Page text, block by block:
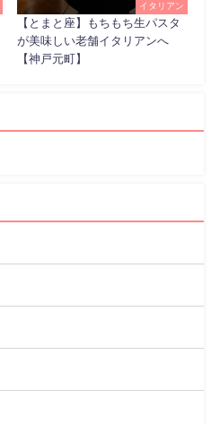
イタリアン
【とまと座】もちもち生パスタ
が美味しい老舗イタリアンへ
【神戸元町】